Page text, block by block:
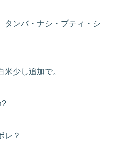
ンバ・ナシ・プティ・シ
少し追加で。
レ？